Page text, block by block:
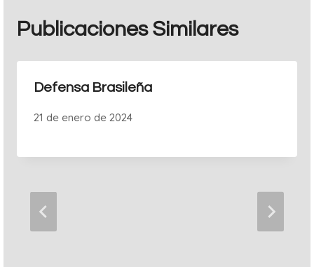
Publicaciones Similares
Defensa Brasileña
21 de enero de 2024